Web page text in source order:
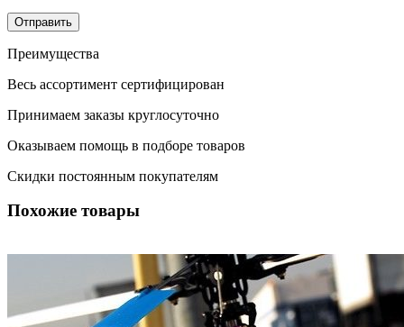
Преимущества
Весь ассортимент сертифицирован
Принимаем заказы круглосуточно
Оказываем помощь в подборе товаров
Скидки постоянным покупателям
Похожие товары